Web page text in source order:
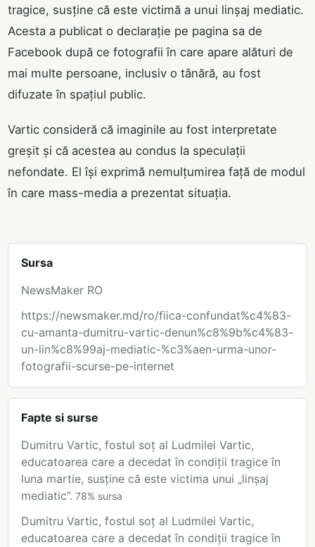
tragice, susține că este victimă a unui linșaj mediatic.
Acesta a publicat o declarație pe pagina sa de
Facebook după ce fotografii în care apare alături de
mai multe persoane, inclusiv o tânără, au fost
difuzate în spațiul public.
Vartic consideră că imaginile au fost interpretate
greșit și că acestea au condus la speculații
nefondate. El își exprimă nemulțumirea față de modul
în care mass-media a prezentat situația.
Sursa
NewsMaker RO
https://newsmaker.md/ro/fiica-confundat%c4%83-
cu-amanta-dumitru-vartic-denun%c8%9b%c4%83-
un-lin%c8%99aj-mediatic-%c3%aen-urma-unor-
fotografii-scurse-pe-internet
Fapte si surse
Dumitru Vartic, fostul soț al Ludmilei Vartic,
educatoarea care a decedat în condiții tragice în
luna martie, susține că este victima unui „linșaj
mediatic”. 78% sursa
Dumitru Vartic, fostul soț al Ludmilei Vartic,
educatoarea care a decedat în condiții tragice în